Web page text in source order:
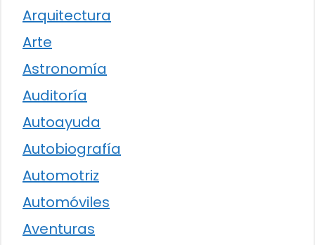
Arquitectura
Arte
Astronomía
Auditoría
Autoayuda
Autobiografía
Automotriz
Automóviles
Aventuras